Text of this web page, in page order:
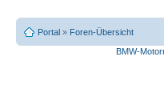
Portal » Foren-Übersicht
BMW-